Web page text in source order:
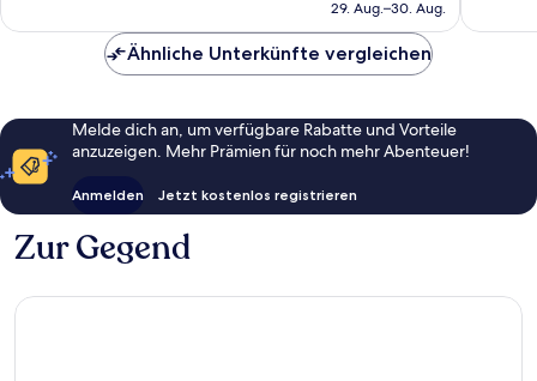
29. Aug.–30. Aug.
Ähnliche Unterkünfte vergleichen
Melde dich an, um verfügbare Rabatte und Vorteile
anzuzeigen. Mehr Prämien für noch mehr Abenteuer!
Anmelden Jetzt kostenlos registrieren
Zur Gegend